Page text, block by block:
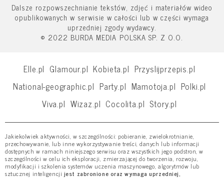
Dalsze rozpowszechnianie tekstów, zdjęć i materiałów wideo
opublikowanych w serwisie w całości lub w części wymaga
uprzedniej zgody wydawcy.
© 2022 BURDA MEDIA POLSKA SP. Z O.O.
Elle.pl Glamour.pl Kobieta.pl Przyslijprzepis.pl
National-geographic.pl Party.pl Mamotoja.pl Polki.pl
Viva.pl Wizaz.pl Cocolita.pl Story.pl
Jakiekolwiek aktywności, w szczególności: pobieranie, zwielokrotnianie,
przechowywanie, lub inne wykorzystywanie treści, danych lub informacji
dostępnych w ramach niniejszego serwisu oraz wszystkich jego podstron, w
szczególności w celu ich eksploracji, zmierzającej do tworzenia, rozwoju,
modyfikacji i szkolenia systemów uczenia maszynowego, algorytmów lub
sztucznej inteligencji jest zabronione oraz wymaga uprzedniej,